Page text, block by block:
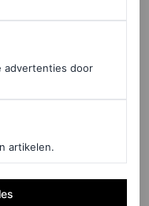
brengen ode
in
Amerikaanse
advertenties door
artikelen.